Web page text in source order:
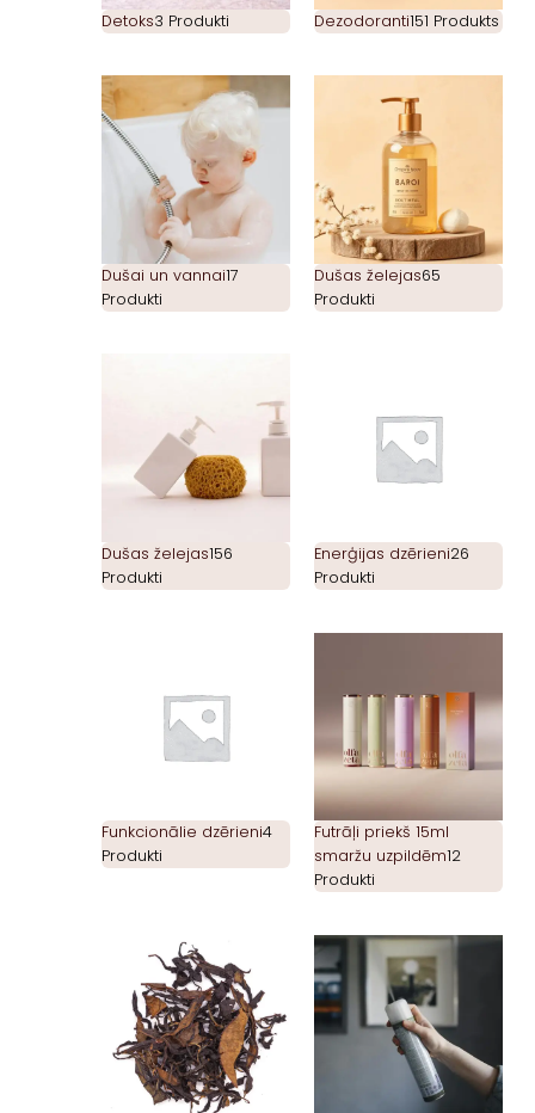
Detoks3 Produkti Dezodoranti151 Produkts
Dušai un vannai17
Produkti
Dušas želejas65
Produkti
Dušas želejas156
Produkti
Enerģijas dzērieni26
Produkti
Funkcionālie dzērieni4
Produkti
Futrāļi priekš 15ml
smaržu uzpildēm12
Produkti